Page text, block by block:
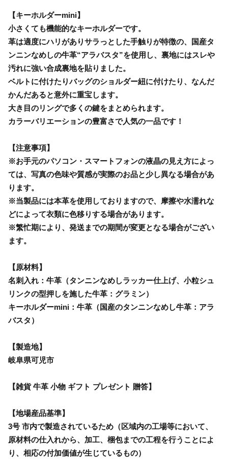
【キーホルダーmini】
小さくても機能的なキーホルダーです。
革は適度にハリがありサラっとした手触りが特徴の、国産タ
ンニンなめしの牛革“アラバスタ”を使用し、裏地にはスレや
汚れに強い合成裏地を貼りました。
ベルトに付けたりバッグのショルダー紐に付けたり、なんだ
かんだあると意外に重宝します。
大き目のリングで多くの鍵をまとめられます。
カラーバリエーションの豊富さで人気の一品です！
【注意事項】
※お手元のパソコン・スマートフォンの液晶の見え方によっ
ては、写真の色味や質感が実際のお品と少し異なる場合があ
ります。
※当製品には本革を使用しておりますので、摩擦や水濡れな
どによって衣類に色移りする場合があります。
※繁忙期により、発送までの期間が変更となる場合がござい
ます。
【原材料】
名刺入れ：牛革（タンニンなめしラッカー仕上げ、小粒シュ
リンクの型押しを施した牛革：グラミン）
キーホルダーmini：牛革（国産のタンニンなめし牛革：アラ
バスタ）
【製造地】
岐阜県可児市
【雑貨 牛革 小物 ギフト プレゼント 贈答】
【地場産品基準】
3号 市内で製造されているため（区域内の工場等において、
原材料の仕入れから、加工、梱包までの工程を行うことによ
り、相応の付加価値が生じているもの）